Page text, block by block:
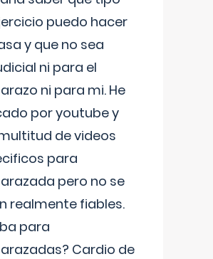
puedo hacer
y que no sea
ni para el
ni para mi. He
por youtube y
de videos
para
pero no se
realmente fiables.
para
Cardio de